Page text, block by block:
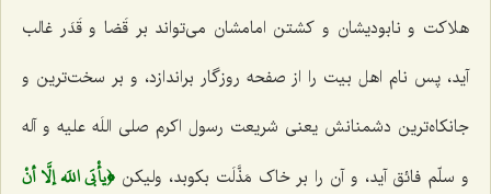
هلاکت و نابودیشان و کشتن امامشان مى‌تواند بر قَضا و قَدَر غالب
آید، پس نام اهل بیت را از صفحه روزگار براندازد، و بر سخت‌ترین و
جانکاه‌ترین دشمنانش یعنى شریعت رسول اکرم صلى اللَه علیه و آله
و سلّم فائق آید، و آن را بر خاک مَذَّلَت بکوبد، ولیکن ﴿يأْبَى اللَه إلَّا أنْ